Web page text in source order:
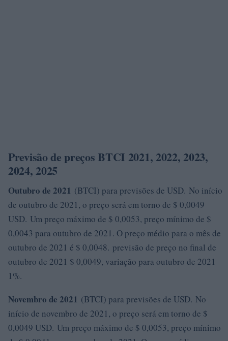
Previsão de preços BTCI 2021, 2022, 2023,
2024, 2025
Outubro de 2021 (BTCI) para previsões de USD. No início
de outubro de 2021, o preço será em torno de $ 0,0049
USD. Um preço máximo de $ 0,0053, preço mínimo de $
0,0043 para outubro de 2021. O preço médio para o mês de
outubro de 2021 é $ 0,0048. previsão de preço no final de
outubro de 2021 $ 0,0049, variação para outubro de 2021
1%.
Novembro de 2021 (BTCI) para previsões de USD. No
início de novembro de 2021, o preço será em torno de $
0,0049 USD. Um preço máximo de $ 0,0053, preço mínimo